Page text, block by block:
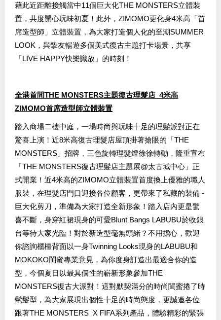
藉此近距離接觸當中11個巨大化THE MONSTERS立體裝
置，共度開心玩味初夏！此外，ZIMOMO更化身4米高「首
席造型師」立體裝置，為大家打造個人化的至潮SUMMER
LOOK，與摯友暢遊多個美式復古主題打卡場景，共享
「LIVE HAPPY快樂識放」的時刻！
全港首間THE MONSTERS主題復古理髮店 4米高
ZIMOMO首席造型師立體裝置
踏入商場二樓中庭，一場時尚與玩味十足的理髮派對正在
驚喜上演！近8米高復古理髮店屋頂掛著搶眼的「THE
MONSTERS」招牌，三色旋轉理髮燈徐徐轉動，隆重宣布
「THE MONSTERS復古理髮店主題展@太古城中心」正
式開業！近4米高的ZIMOMO立體裝置首度換上優雅的職人
服裝，在理髮店門口迎接各位顧客，更帶來了私藏的裝備 -
巨大化剪刀，準備為大家打造全新形象！踏入店內更是驚
喜不斷，身穿紅裙現身的可愛Blunt Bangs LABUBU於收銀
台等待大家光臨！對於新造型毫無頭緒？不用擔心，歡迎
你諮詢櫃檯背面以一身Twinning Looks現身的LABUBU和
MOKOKO閨蜜專業意見，為你度身訂造出最適合你的造
型，今個夏日以最具個性的嶄新形象參加THE
MONSTERS復古大派對！這對默契滿分的時尚閨蜜捲了時
髦髮型，為大家展現出個性十足的時尚態度，更誠邀各位
跟著THE MONSTERS X FIFA系列產品，體驗精彩的緊張